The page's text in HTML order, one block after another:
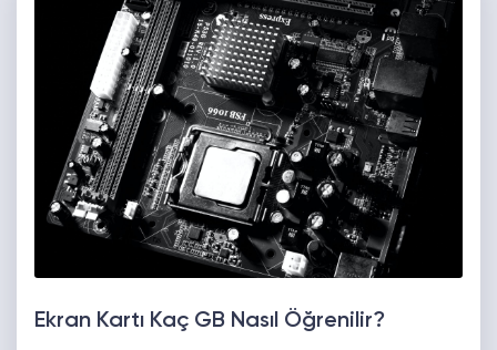
Ekran Kartı Kaç GB Nasıl Öğrenilir?